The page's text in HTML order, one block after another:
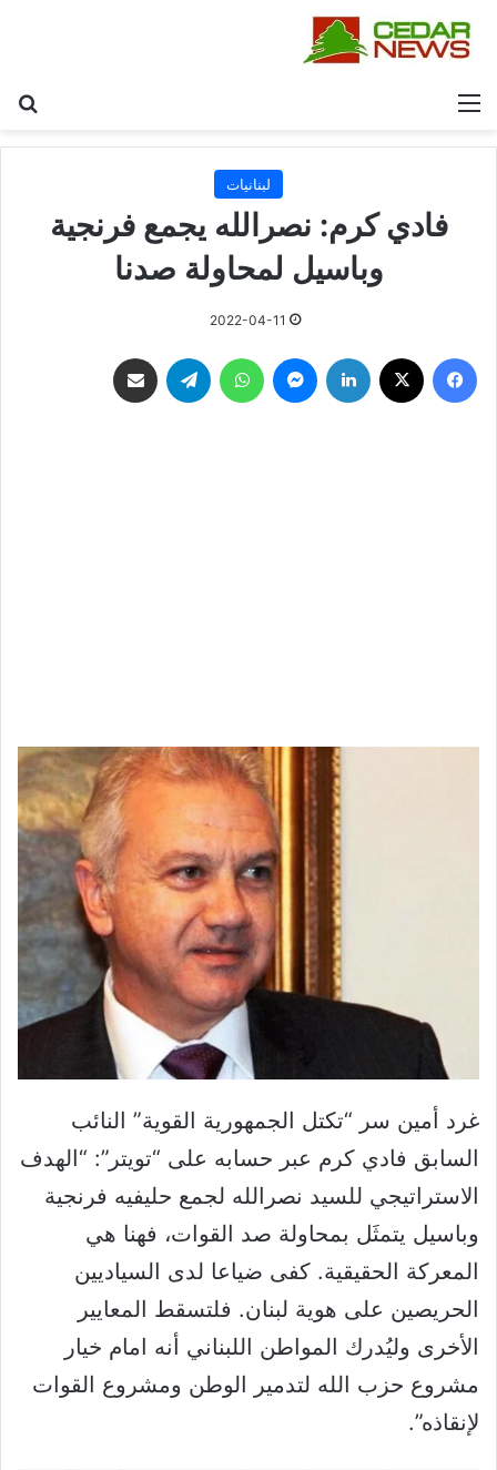
القائمة
لبنانيات
فادي كرم: نصرالله يجمع فرنجية
وباسيل لمحاولة صدنا
2022-04-11
فيسبوك لينكدإن ماسنجر واتساب تيلقرام
غرد أمين سر “تكتل الجمهورية القوية” النائب
السابق فادي كرم عبر حسابه على “تويتر”: “‏الهدف
الاستراتيجي للسيد نصرالله لجمع حليفيه فرنجية
وباسيل يتمثَل بمحاولة صد القوات، فهنا هي
المعركة الحقيقية. كفى ضياعا لدى السياديين
الحريصين على هوية لبنان. فلتسقط المعايير
الأخرى وليُدرك المواطن اللبناني أنه امام خيار
مشروع حزب الله لتدمير الوطن ومشروع القوات
لإنقاذه”.